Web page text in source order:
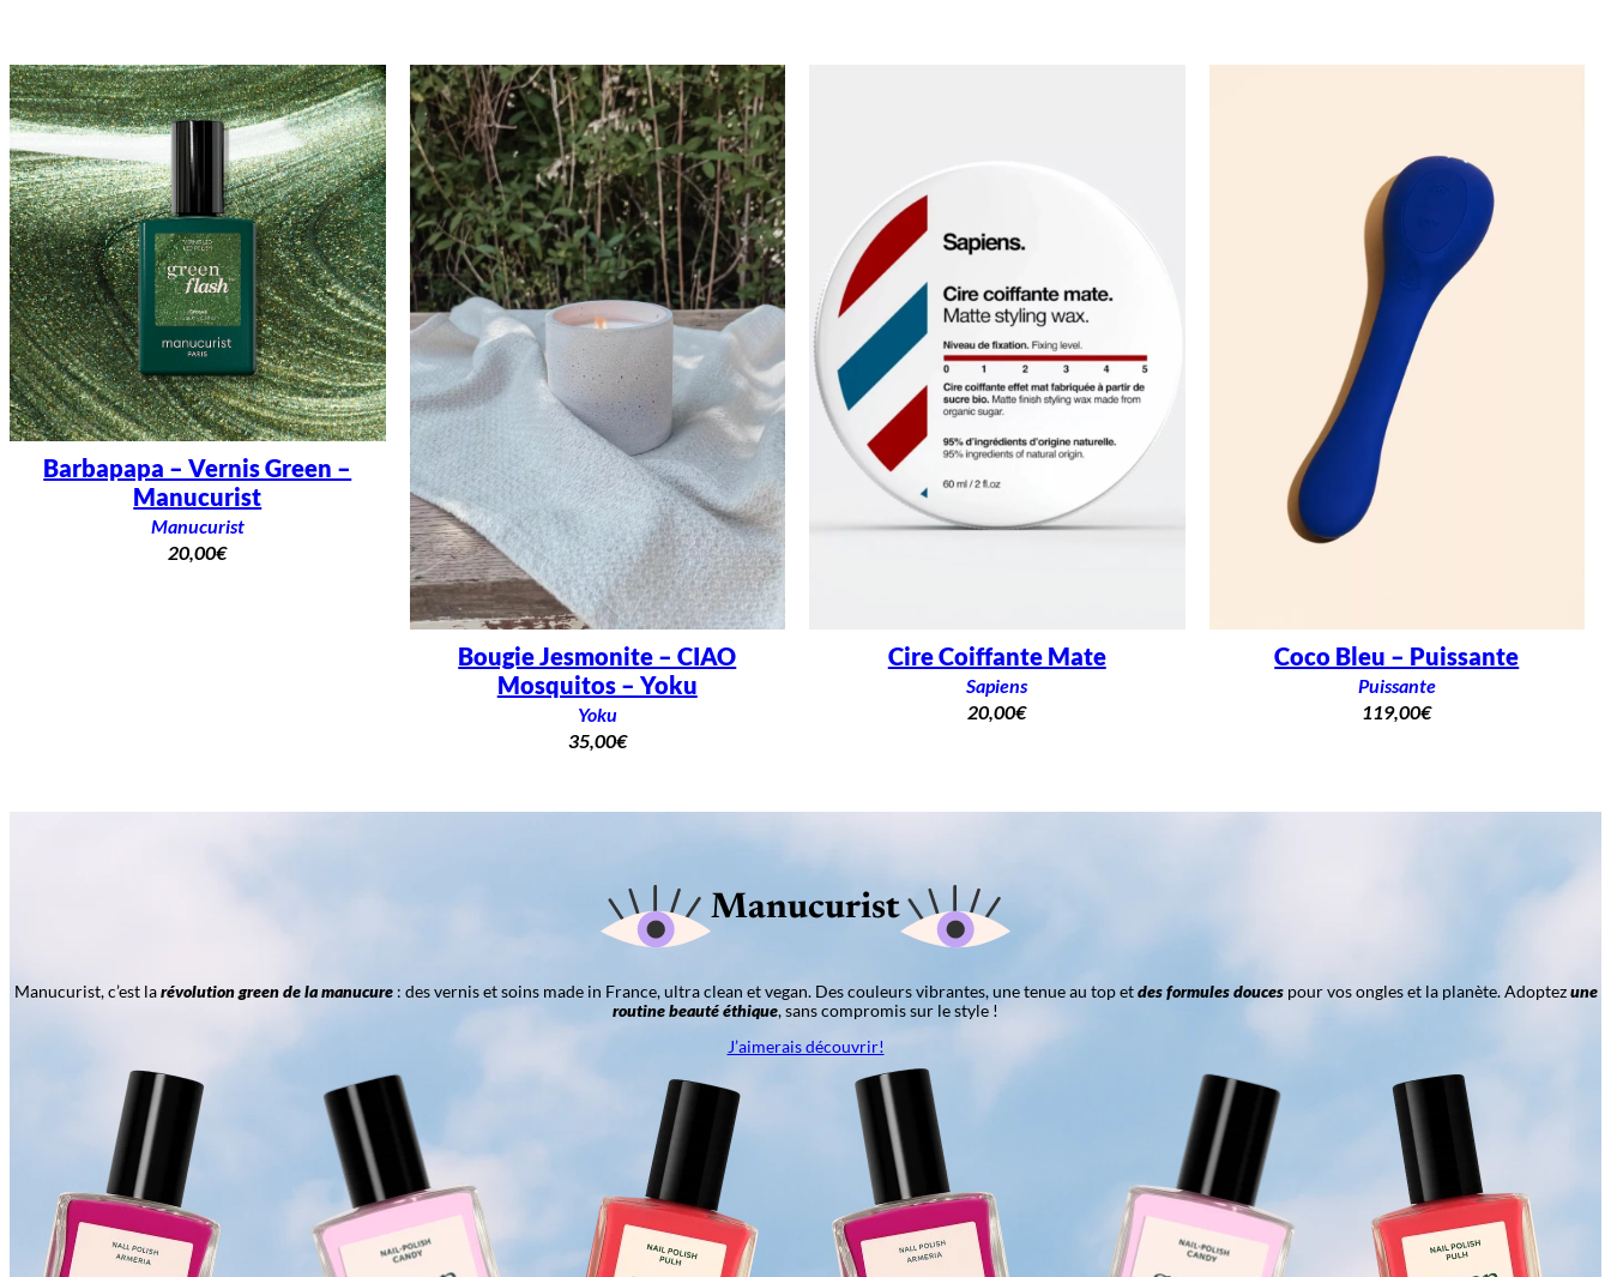
Barbapapa – Vernis Green –
Manucurist
Manucurist
20,00€
Bougie Jesmonite – CIAO
Mosquitos – Yoku
Yoku
35,00€
Cire Coiffante Mate
Sapiens
20,00€
Coco Bleu – Puissante
Puissante
119,00€
Manucurist
Manucurist, c’est larévolution green de la manucure: des vernis et soins made in France, ultra clean et vegan. Des couleurs vibrantes, une tenue au top etdes formules doucespour vos ongles et la planète. Adoptezune
routine beauté éthique, sans compromis sur le style !
J’aimerais découvrir!